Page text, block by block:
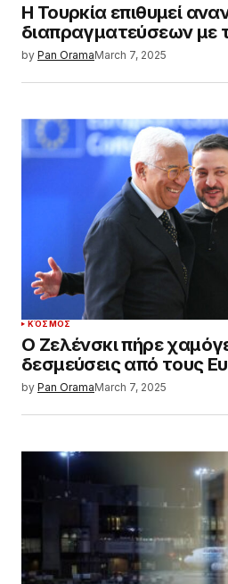
Η Τουρκία επιθυμεί
διαπραγματεύσεων με
by Pan OramaMarch 7, 2025
ΚΌΣΜΟΣ
Ο Ζελένσκι πήρε
δεσμεύσεις από τους
by Pan OramaMarch 7, 2025